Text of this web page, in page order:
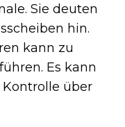
Sie deuten
hin.
kann zu
Es kann
über